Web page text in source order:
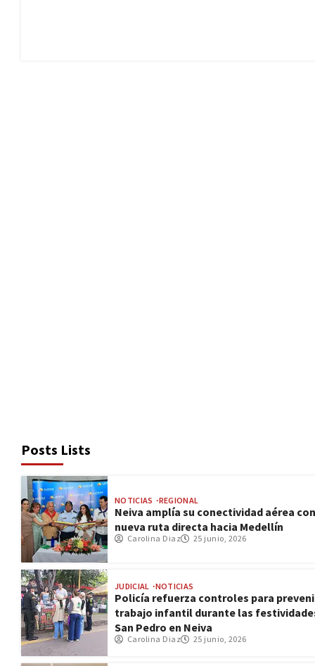
Posts Lists
NOTICIAS REGIONAL
Neiva amplía su conectividad aérea con
nueva ruta directa hacia Medellín
Carolina Diaz 25 junio, 2026
JUDICIAL NOTICIAS
Policía refuerza controles para
trabajo infantil durante las
San Pedro en Neiva
Carolina Diaz 25 junio, 2026